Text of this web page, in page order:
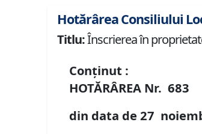
Hotărârea Consiliului
Titlu:Înscrierea în
Conținut :
HOTĂRÂREA Nr. 683
din data de27